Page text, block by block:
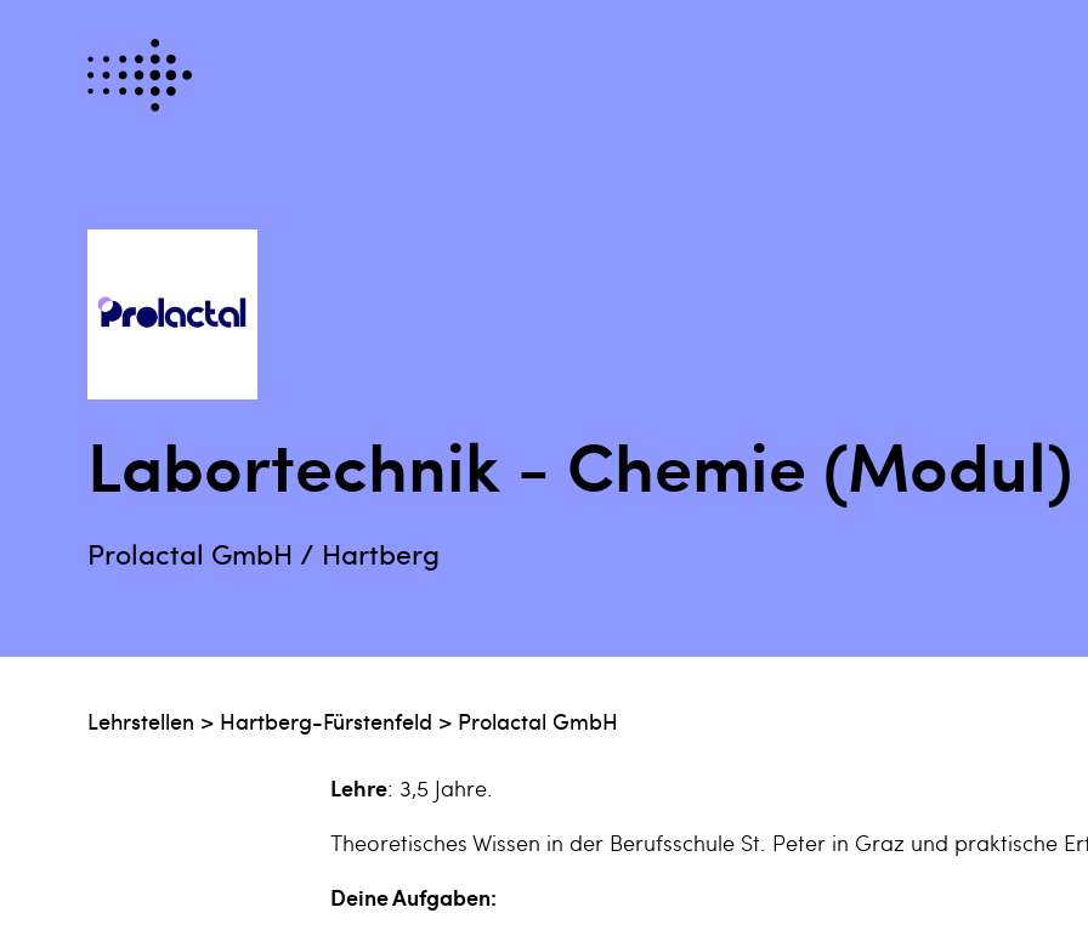
Labortechnik - Chemie (Modul)
Prolactal GmbH / Hartberg
Lehrstellen > Hartberg-Fürstenfeld > Prolactal GmbH
Lehre: 3,5 Jahre.
Theoretisches Wissen in der Berufsschule St. Peter in Graz und praktische
Deine Aufgaben: